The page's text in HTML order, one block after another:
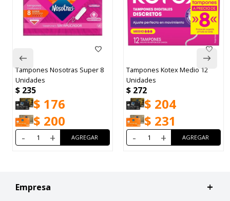
Tampones Nosotras Super 8
Unidades
$ 235
$ 176
$ 200
- +
Tampones Kotex Medio 12
Unidades
$ 272
$ 204
$ 231
- +
Empresa